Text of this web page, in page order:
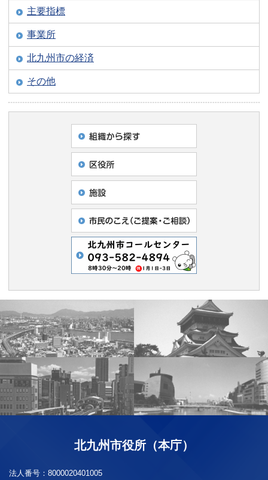
主要指標
事業所
北九州市の経済
その他
北九州市役所（本庁）
法人番号： 8000020401005